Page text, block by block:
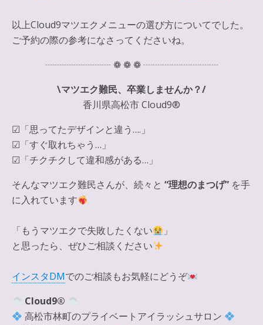
以上Cloud9マツエクメニューの選び方についてでした。
ご予約の際の参考になさってくださいね。
┈┈┈┈┈┈┈ ❁ ❁ ❁ ┈┈┈┈┈┈┈┈
\マツエク難民、卒業しませんか？/
香川県高松市 Cloud9®
☑︎「思ってたデザインと違う….」
☑︎「すぐ取れちゃう…」
☑︎「チクチクして違和感がある…」
そんなマツエク難民さんが、続々と “理想のまつげ” を手
に入れています
「もうマツエクで失敗したくない
」
と思ったら、ぜひご相談ください
インスタDMでのご相談もお気軽にどうぞ
Cloud9®
高松市林町のプライベートアイラッシュサロン